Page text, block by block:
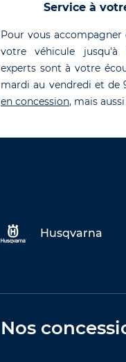
Service à
Pour vous accompagner
votre véhicule jusqu'à
experts sont à votre
mardi au vendredi et de
en concession, mais
Husqvarna
Nos